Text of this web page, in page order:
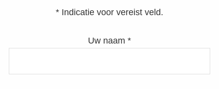
* Indicatie voor vereist veld.
Uw naam *